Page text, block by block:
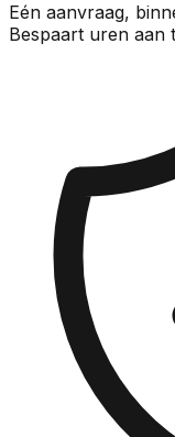
Eén aanvraag,
Bespaart uren aan